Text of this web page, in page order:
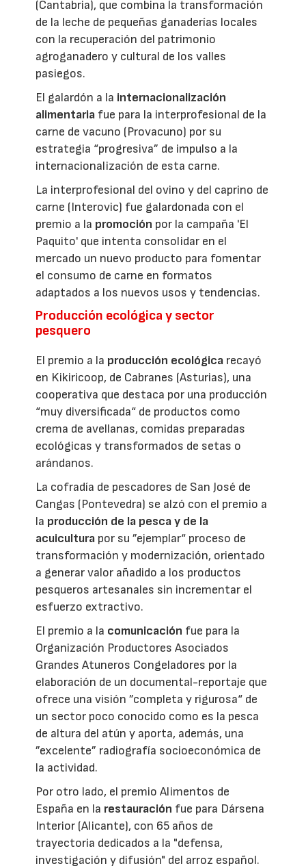
(Cantabria), que combina la transformación
de la leche de pequeñas ganaderías locales
con la recuperación del patrimonio
agroganadero y cultural de los valles
pasiegos.
El galardón a la internacionalización
alimentaria fue para la interprofesional de la
carne de vacuno (Provacuno) por su
estrategia “progresiva” de impulso a la
internacionalización de esta carne.
La interprofesional del ovino y del caprino de
carne (Interovic) fue galardonada con el
premio a la promoción por la campaña 'El
Paquito' que intenta consolidar en el
mercado un nuevo producto para fomentar
el consumo de carne en formatos
adaptados a los nuevos usos y tendencias.
Producción ecológica y sector
pesquero
El premio a la producción ecológica recayó
en Kikiricoop, de Cabranes (Asturias), una
cooperativa que destaca por una producción
“muy diversificada“ de productos como
crema de avellanas, comidas preparadas
ecológicas y transformados de setas o
arándanos.
La cofradía de pescadores de San José de
Cangas (Pontevedra) se alzó con el premio a
la producción de la pesca y de la
acuicultura por su ”ejemplar“ proceso de
transformación y modernización, orientado
a generar valor añadido a los productos
pesqueros artesanales sin incrementar el
esfuerzo extractivo.
El premio a la comunicación fue para la
Organización Productores Asociados
Grandes Atuneros Congeladores por la
elaboración de un documental-reportaje que
ofrece una visión ”completa y rigurosa“ de
un sector poco conocido como es la pesca
de altura del atún y aporta, además, una
”excelente” radiografía socioeconómica de
la actividad.
Por otro lado, el premio Alimentos de
España en la restauración fue para Dársena
Interior (Alicante), con 65 años de
trayectoria dedicados a la "defensa,
investigación y difusión" del arroz español.